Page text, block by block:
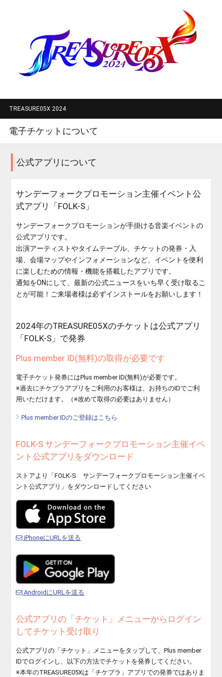
TREASURE05X 2024
電子チケットについて
公式アプリについて
サンデーフォークプロモーション主催イベント公
式アプリ「FOLK-S」
サンデーフォークプロモーションが手掛ける音楽イベントの
公式アプリです。
出演アーティストやタイムテーブル、チケットの発券・入
場、会場マップやインフォメーションなど、イベントを便利
に楽しむための情報・機能を搭載したアプリです。
通知をONにして、最新の公式ニュースをいち早く受け取るこ
とが可能！ご来場者様は必ずインストールをお願いします！
2024年のTREASURE05Xのチケットは公式アプリ
「FOLK-S」で発券
Plus member ID(無料)の取得が必要です
電子チケット発券にはPlus member ID(無料)が必要です。
※過去にチケプラアプリをご利用のお客様は、お持ちのIDでご利
用いただけます。（※改めて取得の必要はありません）
Plus member IDのご登録はこちら
FOLK-S サンデーフォークプロモーション主催イベ
ント公式アプリをダウンロード
ストアより「FOLK-S サンデーフォークプロモーション主催イベ
ント公式アプリ」をダウンロードしてください
iPhoneにURLを送る
AndroidにURLを送る
公式アプリの「チケット」メニューからログイン
してチケット受け取り
公式アプリの「チケット」メニューをタップして、Plus member
IDでログインし、以下の方法でチケットを発券してください。
※本年のTREASURE05Xは「チケプラ」アプリでの発券ではありま